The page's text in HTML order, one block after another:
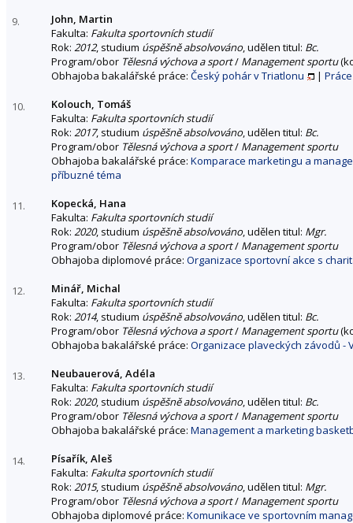
9.
John, Martin
Fakulta: Fakulta sportovních studií
Rok: 2012, studium úspěšně absolvováno, udělen titul: Bc.
Program/obor Tělesná výchova a sport/ Management sportu
Obhajoba bakalářské práce: Český pohár v Triatlonu |
10.
Kolouch, Tomáš
Fakulta: Fakulta sportovních studií
Rok: 2017, studium úspěšně absolvováno, udělen titul: Bc.
Program/obor Tělesná výchova a sport/ Management sportu
Obhajoba bakalářské práce: Komparace marketingu a
příbuzné téma
11.
Kopecká, Hana
Fakulta: Fakulta sportovních studií
Rok: 2020, studium úspěšně absolvováno, udělen titul: Mgr.
Program/obor Tělesná výchova a sport/ Management sportu
Obhajoba diplomové práce: Organizace sportovní akce s
12.
Minář, Michal
Fakulta: Fakulta sportovních studií
Rok: 2014, studium úspěšně absolvováno, udělen titul: Bc.
Program/obor Tělesná výchova a sport/ Management sportu
Obhajoba bakalářské práce: Organizace plaveckých závodů -
13.
Neubauerová, Adéla
Fakulta: Fakulta sportovních studií
Rok: 2020, studium úspěšně absolvováno, udělen titul: Bc.
Program/obor Tělesná výchova a sport/ Management sportu
Obhajoba bakalářské práce: Management a marketing
14.
Písařík, Aleš
Fakulta: Fakulta sportovních studií
Rok: 2015, studium úspěšně absolvováno, udělen titul: Mgr.
Program/obor Tělesná výchova a sport/ Management sportu
Obhajoba diplomové práce: Komunikace ve sportovním